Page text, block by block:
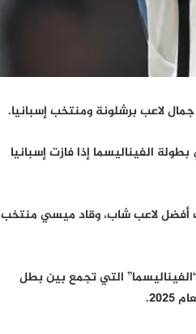
لاعب برشلونة ومنتخب إسبانيا.
الفيناليسما إذا فازت إسبانيا
حصل خلالها على لقب أفضل لاعب شاب، وقاد ميسي منتخب
لوجه ضد ميسي خلال 2025 ضمن بطولة “الفيناليسما” التي تجمع بين بطل